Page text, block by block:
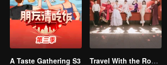
A Taste Gathering S3
Travel With the Royal Family